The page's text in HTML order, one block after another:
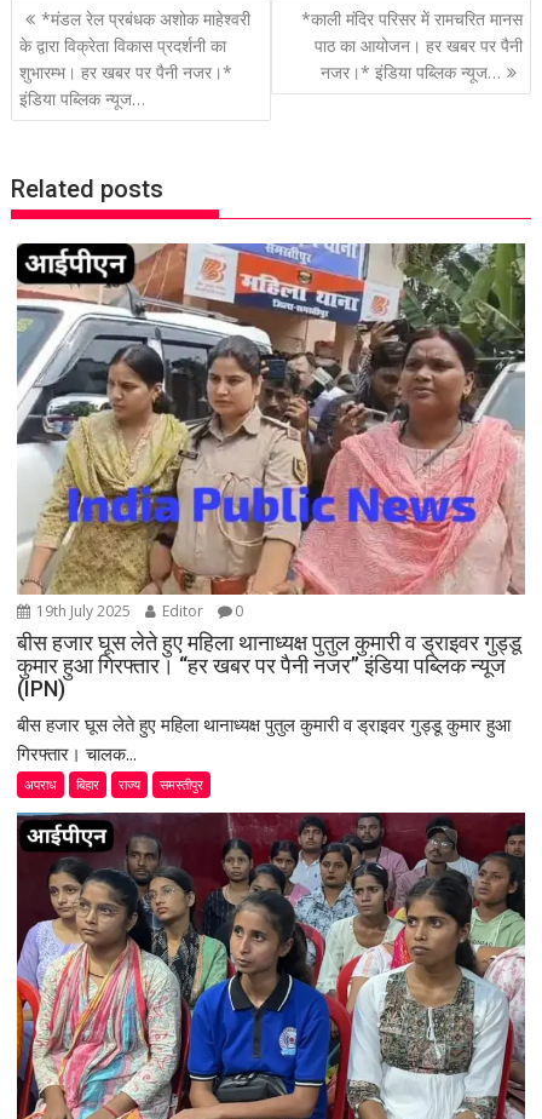
P
o
s
t
a
v
i
g
a
t
i
o
n
*मंडल रेल प्रबंधक अशोक माहेश्वरी
के द्वारा विक्रेता विकास प्रदर्शनी का
शुभारम्भ। हर खबर पर पैनी नजर।*
इंडिया पब्लिक न्यूज…
*काली मंदिर परिसर में रामचरित मानस
पाठ का आयोजन। हर खबर पर पैनी
नजर।* इंडिया पब्लिक न्यूज…
Related posts
19th July 2025 Editor 0
बीस हजार घूस लेते हुए महिला थानाध्यक्ष पुतुल कुमारी व ड्राइवर गुड्डू
कुमार हुआ गिरफ्तार। “हर खबर पर पैनी नजर” इंडिया पब्लिक न्यूज
(IPN)
बीस हजार घूस लेते हुए महिला थानाध्यक्ष पुतुल कुमारी व ड्राइवर गुड्डू कुमार हुआ
गिरफ्तार। चालक...
अपराध बिहार राज्य समस्तीपुर